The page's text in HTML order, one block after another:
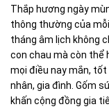
Thắp hương ngày
thông thường của
tháng âm lịch không
con chau mà còn thể
mọi điều nay mắn,
nhân, gia đình. Gốm
khấn cộng đồng gia